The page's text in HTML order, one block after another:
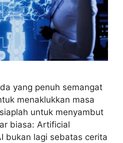
yang penuh semangat
menaklukkan masa
untuk menyambut
biasa: Artificial
bukan lagi sebatas cerita